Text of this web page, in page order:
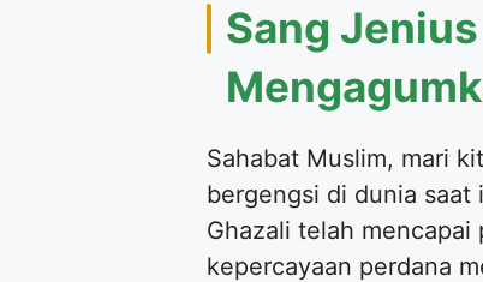
Sang
Sahabat Muslim, mari
bergengsi di dunia saat
Ghazali telah
kepercayaan perdana